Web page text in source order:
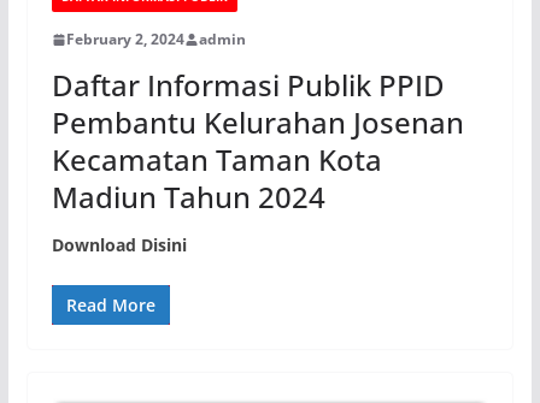
February 2, 2024 admin
Daftar Informasi Publik PPID
Pembantu Kelurahan Josenan
Kecamatan Taman Kota
Madiun Tahun 2024
Download Disini
Read More